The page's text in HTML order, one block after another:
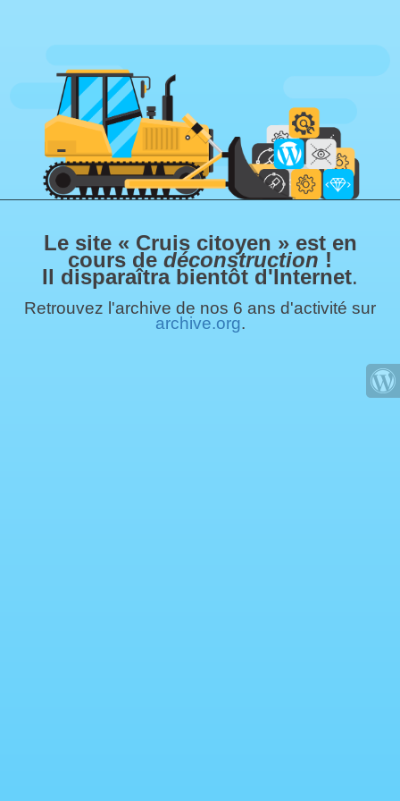
Le site « Cruis citoyen » est en
cours de déconstruction !
Il disparaîtra bientôt d'Internet.
Retrouvez l'archive de nos 6 ans d'activité sur
archive.org.